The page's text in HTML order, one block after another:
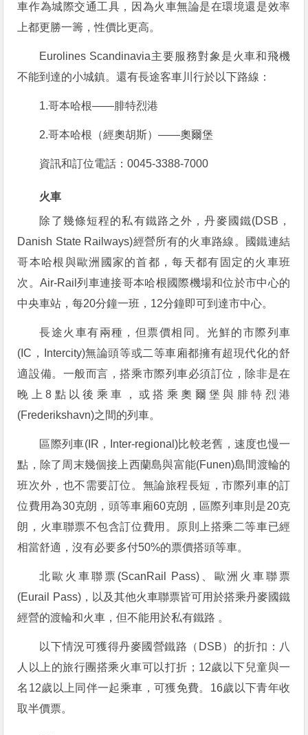
車作為城際交通工具，因為火車無論是在環境還是效率
上都更勝一籌，性價比更高。
Eurolines Scandinavia主要服務對象是火車和飛機
不能到達的小城鎮。還有長途客車川行於以下路線：
1.哥本哈根——腓特烈港
2.哥本哈根（經奧胡斯）——奧爾堡
資訊和訂位電話：0045-3388-7000
火車
除了幾條短程的私有鐵路之外，丹麥國鐵(DSB，
Danish State Railways)經營所有的火車路線。國鐵連結
哥本哈根與歐洲國家的首都，每天都有固定的火車班
次。Air-Rail列車連接哥本哈根國際機場和位於市中心的
中央車站，每20分鐘一班，12分鐘即可到達市中心。
長途火車有兩種，但票價相同。光鮮的市際列車
(IC，Intercity)無論頭等或二等車廂都擁有超現代化的舒
適設備。一般而言，搭乘市際列車必須訂位，除非是在
晚上8點以後乘車，或搭乘奧爾堡與腓特烈港
(Frederikshavn)之間的列車。
區際列車(IR，Inter-regional)比較老舊，速度也慢一
點，除了周末幾個接上西蘭島與富能(Funen)島間渡輪的
班次外，也不需要訂位。無論旅程長短，市際列車的訂
位費用為30克朗，頭等車廂60克朗，區際列車則是20克
朗，火車聯票不包含訂位費用。原則上搭乘二等車已經
相當舒適，沒有必要多付50%的票價搭頭等車。
北歐火車聯票(ScanRail Pass)、歐洲火車聯票
(Eurail Pass)，以及其他火車聯票皆可用於搭乘丹麥國鐵
經營的渡輪和火車，但不能用於私有鐵路 。
以下情況可獲得丹麥國營鐵路（DSB）的折扣：八
人以上的旅行團搭乘火車可以打折；12歲以下兒童與一
名12歲以上同伴一起乘車，可獲免費。16歲以下青年收
取半價票。